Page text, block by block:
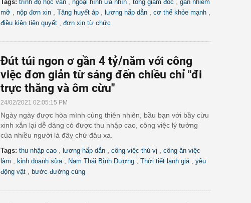
Tags: trình độ học vấn ngoại hình ưa nhìn tổng giám đốc
gan nhiễm
mỡ
nộp đơn xin Tăng huyết áp lương hấp dẫn cơ thể khỏe mạnh
điều kiện tiên quyết đơn xin từ chức
Đút túi ngon ơ gần 4 tỷ/năm với công
việc đơn giản từ sáng đến chiều chỉ "đi
trực thăng và ôm cừu"
24/02/2021 02:05:15 PM
Ngày ngày được hòa mình cùng thiên nhiên, bầu bạn với bầy cừu
xinh xắn lại dễ dàng có được thu nhập cao, công việc lý tưởng
của nhiều người là đây chứ đâu xa.
Tags: thu nhập cao lương hấp dẫn công việc thú vị
công ăn việc
làm
kinh doanh sữa Nam Thái Bình Dương Thời tiết lạnh giá
yêu
động vật
bước đường cùng